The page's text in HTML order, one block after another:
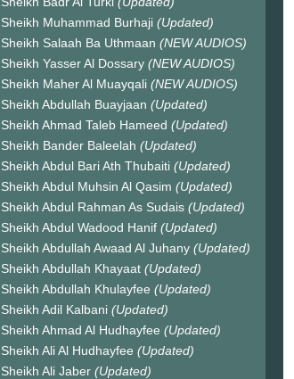
Sheikh Muhammad Burhaji (Updated)
Sheikh Salaah Ba Uthmaan (NEW AUDIOS)
Sheikh Yasser Al Dossary (NEW AUDIOS)
Sheikh Maher Al Muayqali (NEW AUDIOS)
Sheikh Abdullah Buayjaan (Updated)
Sheikh Ahmad Taleb Hameed (Updated)
Sheikh Bander Baleelah (Updated)
Sheikh Abdul Bari Ath Thubaiti (Updated)
Sheikh Abdul Muhsin Al Qasim (Updated)
Sheikh Abdul Rahman As Sudais (Updated)
Sheikh Abdul Wadood Hanif (Updated)
Sheikh Abdullah Awaad Al Juhany (Updated)
Sheikh Abdullah Khayaat (Updated)
Sheikh Abdullah Khulayfee (Updated)
Sheikh Adil Kalbani (Updated)
Sheikh Ahmad Al Hudhayfee (Updated)
Sheikh Ali Al Hudhayfee (Updated)
Sheikh Ali Jaber (Updated)